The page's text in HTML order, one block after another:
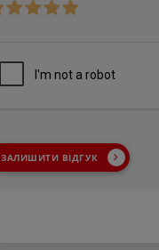
ЗАЛИШИТИ ВІДГУК